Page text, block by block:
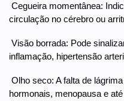
 Cegueira momentânea:
circulação no cérebro ou
 Visão borrada: Pode
inflamação, hipertensão
 Olho seco: A falta de
hormonais, menopausa e